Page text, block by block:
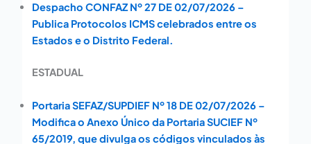
Despacho CONFAZ Nº 27 DE 02/07/2026 –
Publica Protocolos ICMS celebrados entre os
Estados e o Distrito Federal.
ESTADUAL
Portaria SEFAZ/SUPDIEF Nº 18 DE 02/07/2026 –
Modifica o Anexo Único da Portaria SUCIEF Nº
65/2019, que divulga os códigos vinculados às